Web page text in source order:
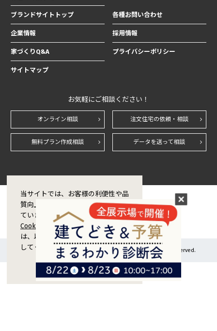
ブランドサイトトップ 各種お問い合わせ
企業情報 採用情報
家づくりQ&A プライバシーポリシー
サイトマップ
お気軽にご相談ください！
オンライン相談 注文住宅の依頼・相談
無料プラン作成相談 データを送って相談
Copyright © 1998-2026 ZERO CORPORATION Co.,Ltd. All rights reserved.
当サイトでは、お客様の利便性や品
質向上のためCookie技術を使用し
ています。Cookieの利用および
Cookieポリシーに同意をする場合
は、以下の「同意する」ボタンを押
してください。
閉じる
同意する